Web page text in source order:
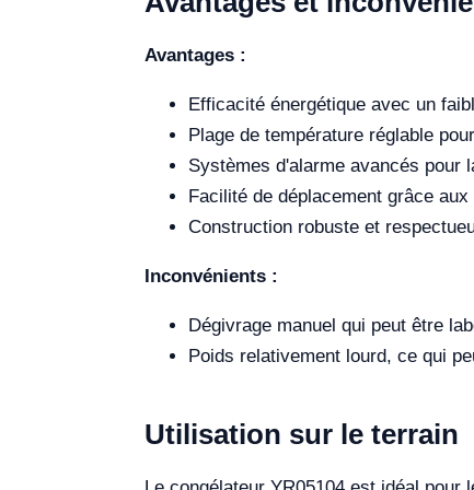
Avantages :
Efficacité énergétique avec un
Plage de température réglable
Systèmes d'alarme avancés pour
Facilité de déplacement grâce aux
Construction robuste et
Inconvénients :
Dégivrage manuel qui peut être
Poids relativement lourd, ce qui
Utilisation sur le terrain